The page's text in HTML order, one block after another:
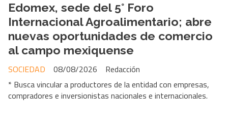
Edomex, sede del 5° Foro
Internacional Agroalimentario; abre
nuevas oportunidades de comercio
al campo mexiquense
Redacción
SOCIEDAD
08/08/2026
* Busca vincular a productores de la entidad con empresas,
compradores e inversionistas nacionales e internacionales.